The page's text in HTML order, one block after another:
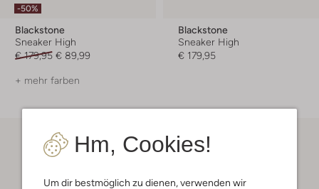
Hm, Cookies!
Um dir bestmöglich zu dienen, verwenden wir
-50%
Blackstone
Sneaker High
€ 179,95 € 89,99
+ mehr farben
Blackstone
Sneaker High
€ 179,95